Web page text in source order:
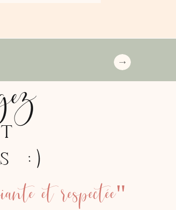
:)
et respectée"